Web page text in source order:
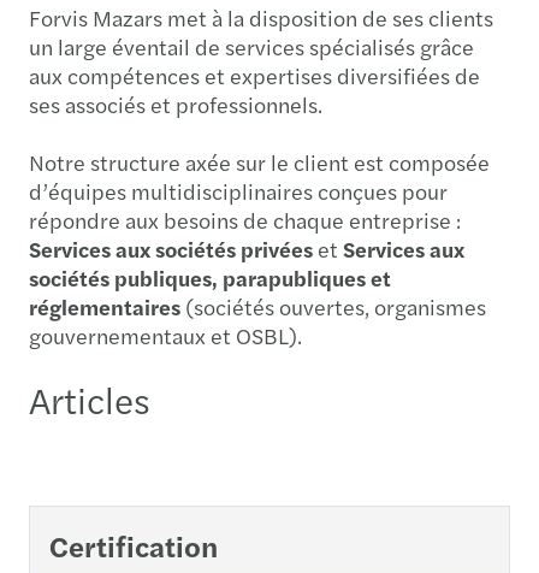
Forvis Mazars met à la disposition de ses clients
un large éventail de services spécialisés grâce
aux compétences et expertises diversifiées de
ses associés et professionnels.
Notre structure axée sur le client est composée
d’équipes multidisciplinaires conçues pour
répondre aux besoins de chaque entreprise :
Services aux sociétés privées et Services aux
sociétés publiques, parapubliques et
réglementaires (sociétés ouvertes, organismes
gouvernementaux et OSBL).
Articles
Certification